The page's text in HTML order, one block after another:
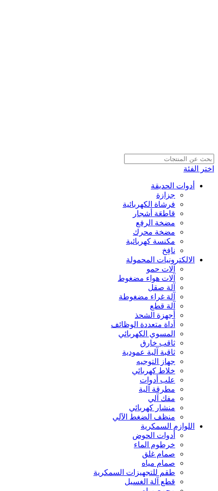
اختر الفئة
أدوات الحديقة
جزازة
فرشاة الكهربائية
قاطعَة أشجار
مضخة الرفع
مضخة محرك
مكنسة كهربائية
نافِخ
الالكترونيات المحمولة
آلات حمو
آلات هواء مضغوط
آلة صقل
آلة غراء مضغوطة
آلة قطع
أجهزة الشحذ
أداة متعددة الوظائف
المسوي الكهربائي
ثاقب خارق
ثاقبة آلية عمودية
جهاز التوجيه
خلاط كهربائي
علب أدوات
مطرقة آلية
مفك آلي
منشار كهربائي
منظف الضغط الآلي
اللوازم السمكرية
أدوات الحوض
خرطوم الماء
صمام غلق
صمام مياه
طقم للتجهيزات السمكرية
قطع آلة الغسيل